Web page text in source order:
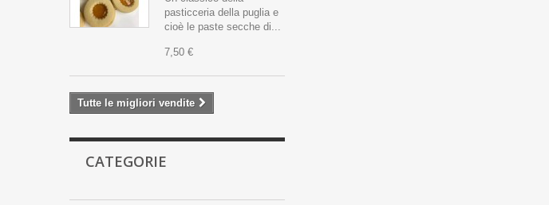
pasticceria della puglia e
cioè le paste secche di...
7,50 €
Tutte le migliori vendite
CATEGORIE